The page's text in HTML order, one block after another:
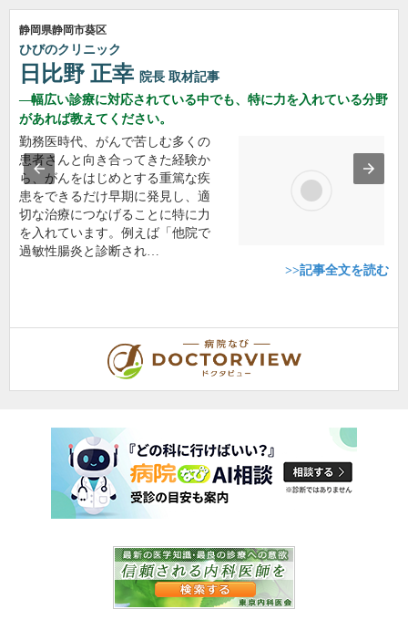
静岡県静岡市葵区
ひびのクリニック
日比野 正幸 院長 取材記事
幅広い診療に対応されている中でも、特に力を入れている分野
があれば教えてください。
勤務医時代、がんで苦しむ多くの
患者さんと向き合ってきた経験か
ら、がんをはじめとする重篤な疾
患をできるだけ早期に発見し、適
切な治療につなげることに特に力
を入れています。例えば「他院で
過敏性腸炎と診断され…
>>記事全文を読む